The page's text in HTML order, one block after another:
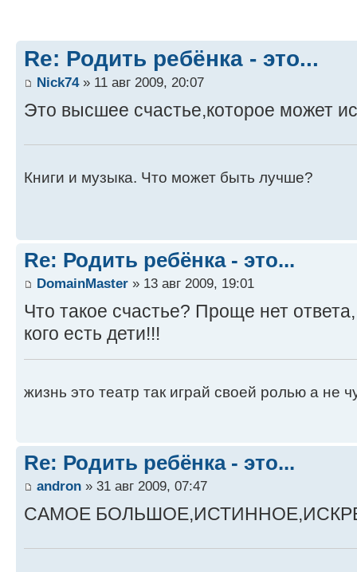
Re: Родить ребёнка - это...
Nick74» 11 авг 2009, 20:07
Это высшее счастье,которое может
Книги и музыка. Что может быть лучше?
Re: Родить ребёнка - это...
DomainMaster » 13 авг 2009, 19:01
Что такое счастье? Проще нет
кого есть дети!!!
жизнь это театр так играй своей ролью а не
Re: Родить ребёнка - это...
andron » 31 авг 2009, 07:47
САМОЕ